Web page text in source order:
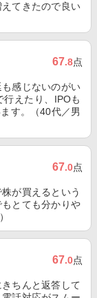
てきたので良い
67.8点
感じないのがい
えたり、IPOも
す。（40代／男
67.0点
が買えるという
とても分かりや
67.0点
ちんと返答して